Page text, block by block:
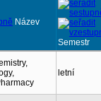
Název
Semestr
letní